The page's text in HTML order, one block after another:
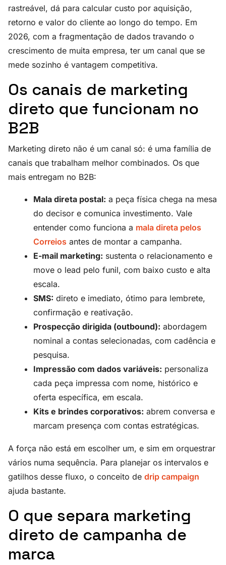
rastreável, dá para calcular custo por aquisição,
retorno e valor do cliente ao longo do tempo. Em
2026, com a fragmentação de dados travando o
crescimento de muita empresa, ter um canal que se
mede sozinho é vantagem competitiva.
Os canais de marketing
direto que funcionam no
B2B
Marketing direto não é um canal só: é uma família de
canais que trabalham melhor combinados. Os que
mais entregam no B2B:
Mala direta postal: a peça física chega na mesa
do decisor e comunica investimento. Vale
entender como funciona a mala direta pelos
Correios antes de montar a campanha.
E-mail marketing: sustenta o relacionamento e
move o lead pelo funil, com baixo custo e alta
escala.
SMS: direto e imediato, ótimo para lembrete,
confirmação e reativação.
Prospecção dirigida (outbound): abordagem
nominal a contas selecionadas, com cadência e
pesquisa.
Impressão com dados variáveis: personaliza
cada peça impressa com nome, histórico e
oferta específica, em escala.
Kits e brindes corporativos: abrem conversa e
marcam presença com contas estratégicas.
A força não está em escolher um, e sim em orquestrar
vários numa sequência. Para planejar os intervalos e
gatilhos desse fluxo, o conceito de drip campaign
ajuda bastante.
O que separa marketing
direto de campanha de
marca